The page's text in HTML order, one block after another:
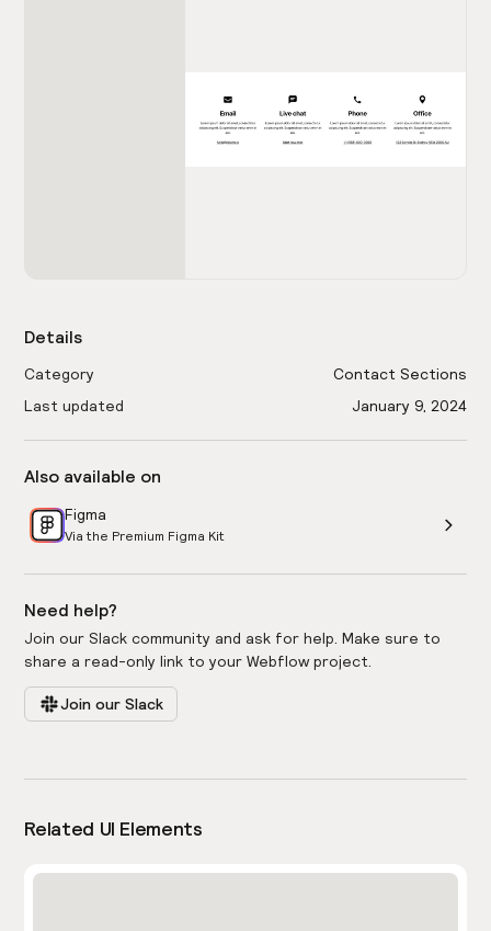
Details
Category
Contact Sections
Last updated
January 9, 2024
Also available on
Figma
Via the Premium Figma Kit
Need help?
Join our Slack community and ask for help. Make sure to
share a read-only link to your Webflow project.
Join our Slack
Related UI Elements